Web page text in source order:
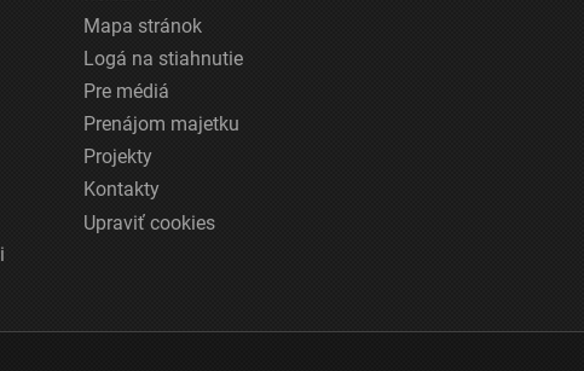
Mapa stránok
Logá na stiahnutie
Pre médiá
Prenájom majetku
Projekty
Kontakty
Upraviť cookies